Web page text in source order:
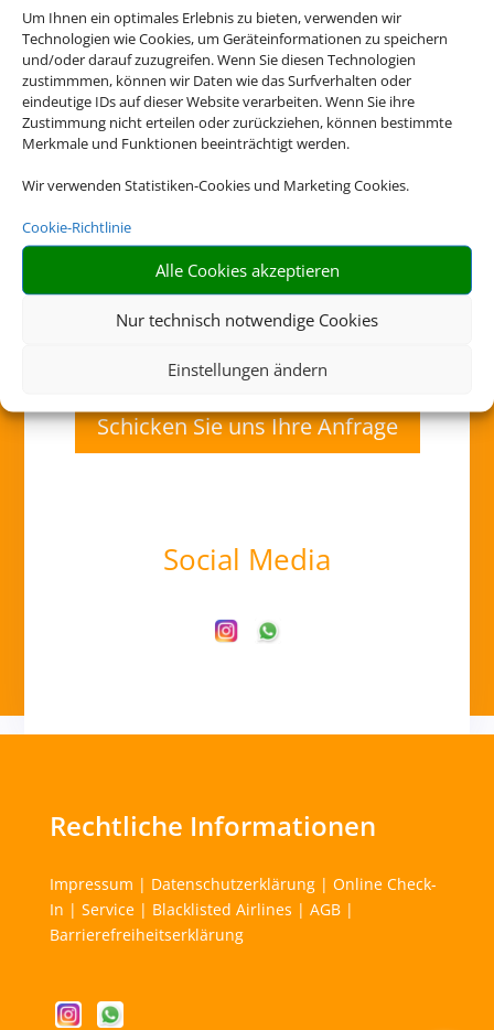
Um Ihnen ein optimales Erlebnis zu bieten, verwenden wir
Technologien wie Cookies, um Geräteinformationen zu speichern
und/oder darauf zuzugreifen. Wenn Sie diesen Technologien
zustimmmen, können wir Daten wie das Surfverhalten oder
eindeutige IDs auf dieser Website verarbeiten. Wenn Sie ihre
Zustimmung nicht erteilen oder zurückziehen, können bestimmte
Merkmale und Funktionen beeinträchtigt werden.
Wir verwenden Statistiken-Cookies und Marketing Cookies.
Cookie-Richtlinie
Alle Cookies akzeptieren
Nur technisch notwendige Cookies
Einstellungen ändern
D-86641 Rain
Kontakt
09090 920866
Öffnungszeiten
Schicken Sie uns Ihre Anfrage
Social Media
Rechtliche Informationen
Impressum | Datenschutzerklärung| Online Check-
In | Service| Blacklisted Airlines | AGB|
Barrierefreiheitserklärung